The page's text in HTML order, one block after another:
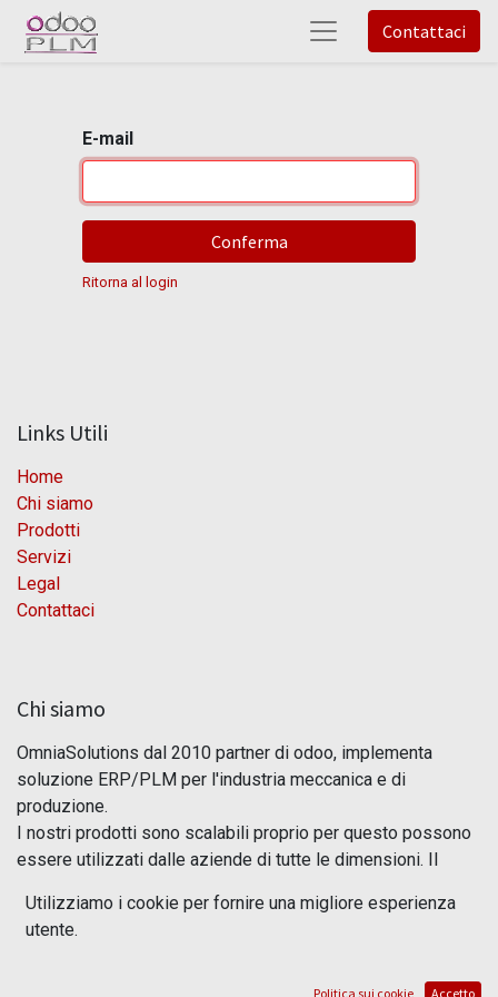
Contattaci
E-mail
Conferma
Ritorna al login
Links Utili
Home
Chi siamo
Prodotti
Servizi
Legal
Contattaci
Chi siamo
OmniaSolutions dal 2010 partner di odoo, implementa
soluzione ERP/PLM per l'industria meccanica e di
produzione.
I nostri prodotti sono scalabili proprio per questo possono
essere utilizzati dalle aziende di tutte le dimensioni. Il
sistemi risulta complesso !!
Utilizziamo i cookie per fornire una migliore esperienza
utente.
Politica sui cookie Accetto